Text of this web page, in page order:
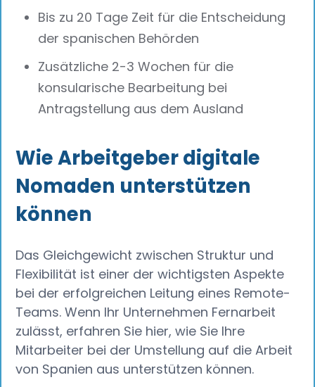
Bis zu 20 Tage Zeit für die Entscheidung
der spanischen Behörden
Zusätzliche 2-3 Wochen für die
konsularische Bearbeitung bei
Antragstellung aus dem Ausland
Wie Arbeitgeber digitale
Nomaden unterstützen
können
Das Gleichgewicht zwischen Struktur und
Flexibilität ist einer der wichtigsten Aspekte
bei der erfolgreichen Leitung eines Remote-
Teams. Wenn Ihr Unternehmen Fernarbeit
zulässt, erfahren Sie hier, wie Sie Ihre
Mitarbeiter bei der Umstellung auf die Arbeit
von Spanien aus unterstützen können.